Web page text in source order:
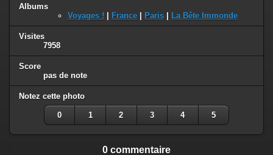
Albums
Voyages !
France Paris La Bête Immonde
Visites
7958
Score
pas de note
Notez cette photo
0 1 2 3 4 5
0 commentaire